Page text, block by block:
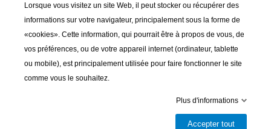
A partir de :9,50 CHF
Ajouter au panier
Lorsque vous visitez un site Web, il peut stocker ou récupérer des
informations sur votre navigateur, principalement sous la forme de
«cookies». Cette information, qui pourrait être à propos de vous, de
vos préférences, ou de votre appareil internet (ordinateur, tablette
ou mobile), est principalement utilisée pour faire fonctionner le site
comme vous le souhaitez.
Plus d'informations
Accepter tout